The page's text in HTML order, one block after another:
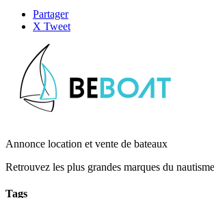
Partager
X Tweet
Annonce location et vente de bateaux
Retrouvez les plus grandes marques du nautisme
Tags